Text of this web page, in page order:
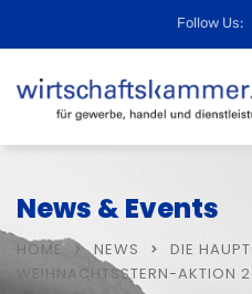
Follow Us:
News & Events
HOME NEWS
DIE
WEIHNACHTSSTERN-AKTION